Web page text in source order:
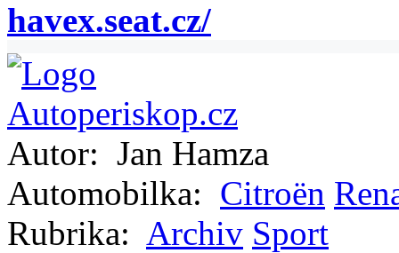
havex.seat.cz/
Autor: Jan Hamza
Automobilka: Citroën
Rubrika: Archiv Sport